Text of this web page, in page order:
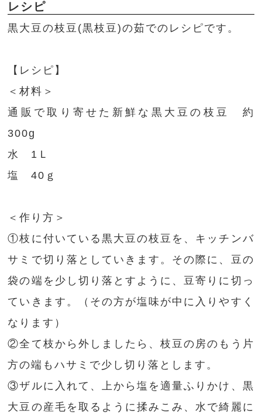
レシピ
黒大豆の枝豆(黒枝豆)の茹でのレシピです。
【レシピ】
＜材料＞
通販で取り寄せた新鮮な黒大豆の枝豆 約
300g
水 1Ｌ
塩 40ｇ
＜作り方＞
①枝に付いている黒大豆の枝豆を、キッチンバ
サミで切り落としていきます。その際に、豆の
袋の端を少し切り落とすように、豆寄りに切っ
ていきます。（その方が塩味が中に入りやすく
なります）
②全て枝から外しましたら、枝豆の房のもう片
方の端もハサミで少し切り落とします。
③ザルに入れて、上から塩を適量ふりかけ、黒
大豆の産毛を取るように揉みこみ、水で綺麗に